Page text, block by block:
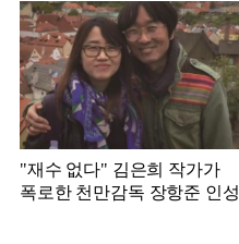
"재수 없다" 김은희 작가가
폭로한 천만감독 장항준 인성